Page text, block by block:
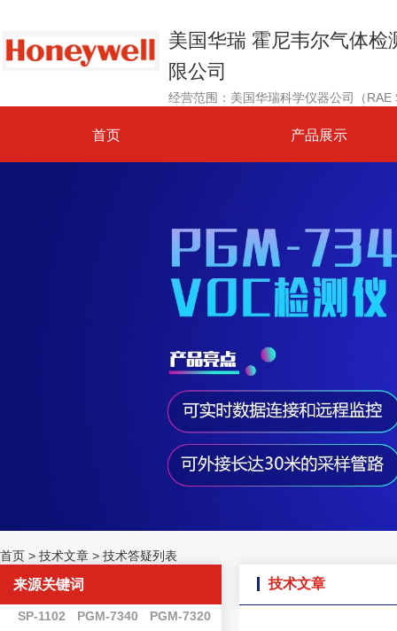
美国华瑞 霍尼韦尔气体检
限公司
首页 产品展示
首页 > 技术文章 > 技术答疑列表
来源关键词
SP-1102 PGM-7340
PGM-7320
技术文章